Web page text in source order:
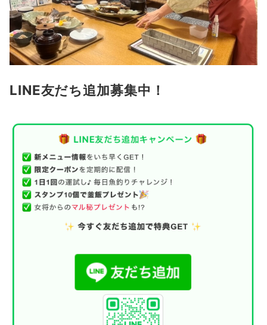
LINE友だち追加募集中！